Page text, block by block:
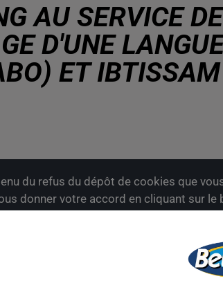
AU SERVICE DE
D'UNE
ET IBTISSAM
du refus du dépôt de cookies que
donner votre accord en cliquant sur